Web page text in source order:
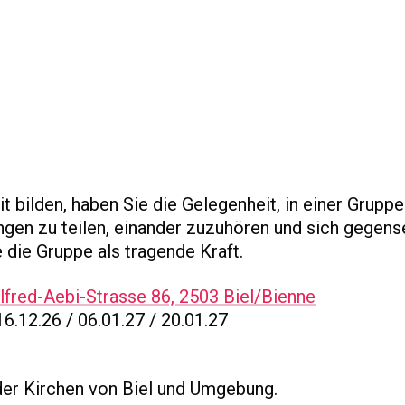
bilden, haben Sie die Gelegenheit, in einer
zu teilen, einander zuzuhören und sich
Gruppe als tragende Kraft.
Aebi-Strasse 86, 2503 Biel/Bienne
/ 06.01.27 / 20.01.27
Kirchen von Biel und Umgebung.